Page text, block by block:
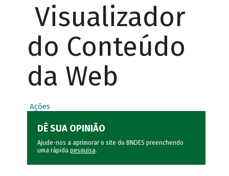
Visualizador
do Conteúdo
da Web
Ações
DÊ SUA OPINIÃO
Ajude-nos a aprimorar o site do BNDES preenchendo
uma rápida pesquisa.